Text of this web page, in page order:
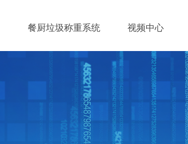
餐厨垃圾称重系统 视频中心